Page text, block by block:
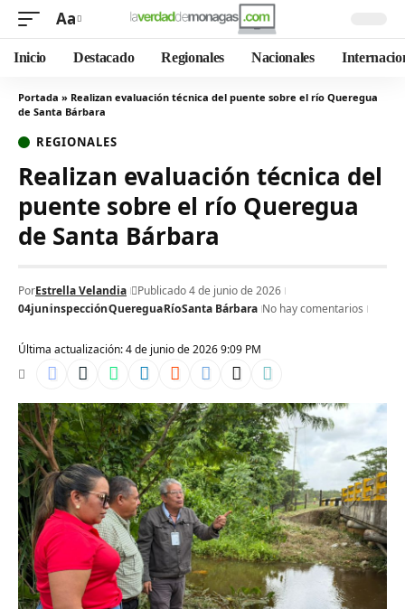
Aa
Inicio Destacado Regionales Nacionales
Portada » Realizan evaluación técnica del puente sobre el río Queregua
de Santa Bárbara
REGIONALES
Realizan evaluación técnica del
puente sobre el río Queregua
de Santa Bárbara
Última actualización: 4 de junio de 2026 9:09 PM
PorEstrella Velandia
Publicado 4 de junio de 2026
04juninspecciónQuereguaRíoSanta Bárbara No hay comentarios